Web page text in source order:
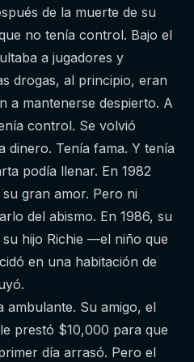
de la muerte de su
no tenía control. Bajo el
a jugadores y
drogas, al principio, eran
a mantenerse despierto. A
control. Se volvió
dinero. Tenía fama. Y tenía
podía llenar. En 1982
gran amor. Pero ni
del abismo. En 1986, su
hijo Richie —el niño que
en una habitación de
ambulante. Su amigo, el
prestó $10,000 para que
día arrasó. Pero el